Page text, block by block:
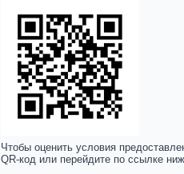
Чтобы оценить условия
QR-код или перейдите по ссылке